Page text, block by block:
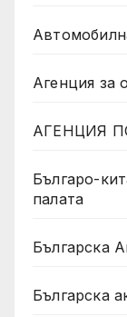
Агенция за
АГЕНЦИЯ
Българо-
палата
Българска
Българска